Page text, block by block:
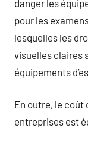
danger les
pour les
lesquelles les
visuelles claires
équipements
En outre, le coût
entreprises est